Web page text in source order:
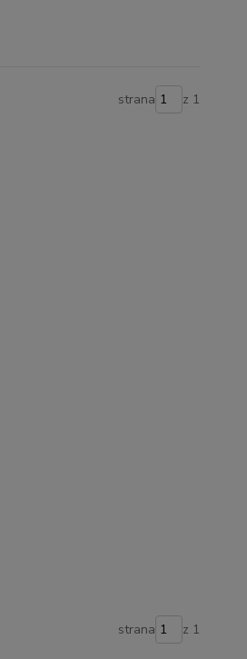
strana z 1
strana z 1